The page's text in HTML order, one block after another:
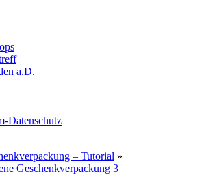
a.D.
Datenschutz
– Tutorial »
Geschenkverpackung 3